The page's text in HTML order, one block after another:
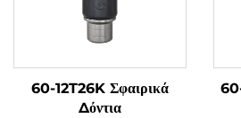
60-12T26K Σφαιρικά
Δόντια